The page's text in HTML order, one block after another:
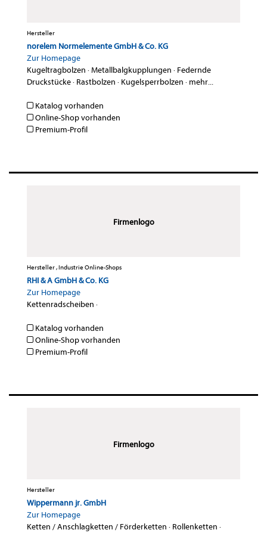
Hersteller
norelem Normelemente GmbH & Co. KG
Zur Homepage
Kugeltragbolzen ·Metallbalgkupplungen · Federnde
Druckstücke· Rastbolzen · Kugelsperrbolzen · mehr...
Katalog vorhanden
Online-Shop vorhanden
Premium-Profil
Firmenlogo
Hersteller , Industrie Online-Shops
RHI & A GmbH & Co. KG
Zur Homepage
Kettenradscheiben ·
Katalog vorhanden
Online-Shop vorhanden
Premium-Profil
Firmenlogo
Hersteller
Wippermann jr. GmbH
Zur Homepage
Ketten / Anschlagketten / Förderketten · Rollenketten ·